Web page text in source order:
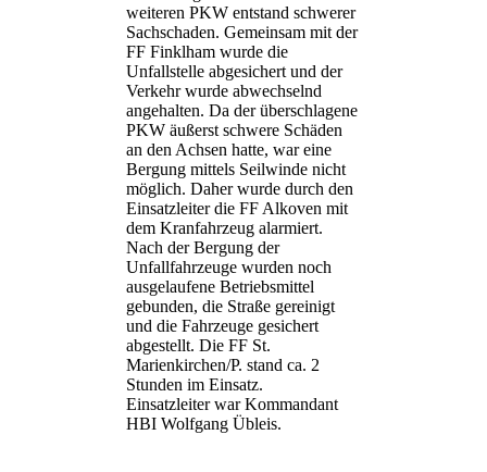
weiteren PKW entstand schwerer
Sachschaden. Gemeinsam mit der
FF Finklham wurde die
Unfallstelle abgesichert und der
Verkehr wurde abwechselnd
angehalten. Da der überschlagene
PKW äußerst schwere Schäden
an den Achsen hatte, war eine
Bergung mittels Seilwinde nicht
möglich. Daher wurde durch den
Einsatzleiter die FF Alkoven mit
dem Kranfahrzeug alarmiert.
Nach der Bergung der
Unfallfahrzeuge wurden noch
ausgelaufene Betriebsmittel
gebunden, die Straße gereinigt
und die Fahrzeuge gesichert
abgestellt. Die FF St.
Marienkirchen/P. stand ca. 2
Stunden im Einsatz.
Einsatzleiter war Kommandant
HBI Wolfgang Übleis.